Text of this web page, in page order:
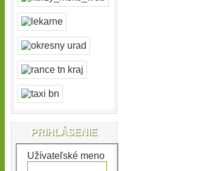
PRIHLÁSENIE
Užívateľské meno